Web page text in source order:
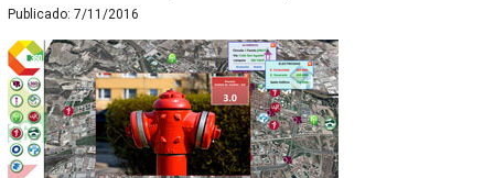
Publicado: 7/11/2016